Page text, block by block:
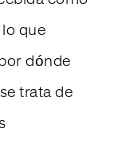
que
dónde
trata de